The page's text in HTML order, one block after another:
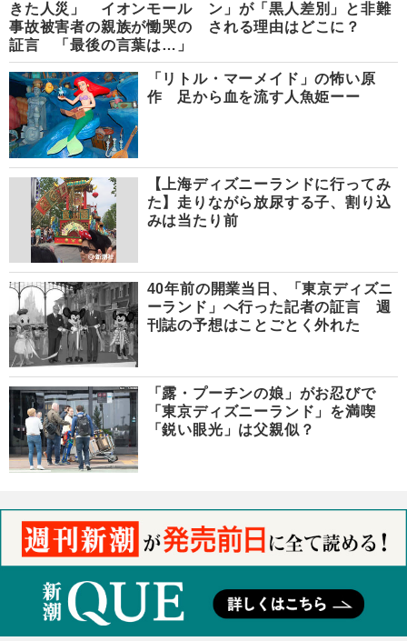
きた人災」 イオンモール
事故被害者の親族が慟哭の
証言 「最後の言葉は…」
ン」が「黒人差別」と非難
される理由はどこに？
「リトル・マーメイド」の怖い原
作 足から血を流す人魚姫ーー
【上海ディズニーランドに行ってみ
た】走りながら放尿する子、割り込
みは当たり前
40年前の開業当日、「東京ディズニ
ーランド」へ行った記者の証言 週
刊誌の予想はことごとく外れた
「露・プーチンの娘」がお忍びで
「東京ディズニーランド」を満喫
「鋭い眼光」は父親似？